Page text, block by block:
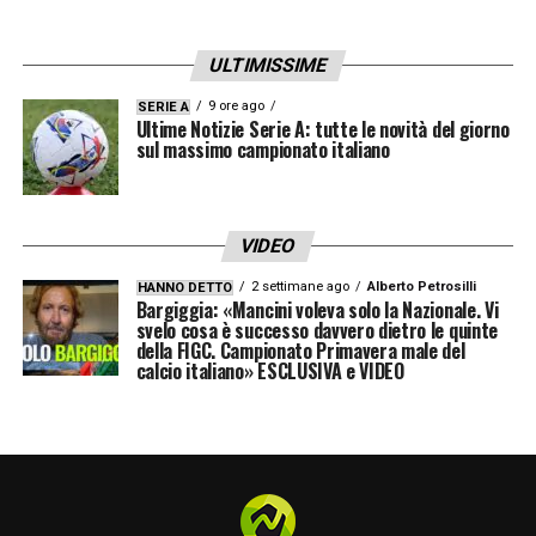
ad una manovra elettorale di Infantino.
Siccome un voto equivale ad ogni nazione
che è testerata alla FIFA, tante più nazioni
anche di paesi che calcisticamente non
che la storia del calcio ci ha raccontato,
hanno trovato il loro spazio. Ma questo è
assolutamente positivo, perché
evidentemente dimostra come il calcio
fondo di verità, perché se dipendesse da lui
ULTIMISSIME
SERIE A 9 ore ago
Ultime Notizie Serie A: tutte le novità del giorno
sul massimo campionato italiano
VIDEO
HANNO DETTO 2 settimane ago Alberto Petrosilli
Bargiggia: «Mancini voleva solo la Nazionale. Vi
svelo cosa è successo davvero dietro le quinte
della FIGC. Campionato Primavera male del
calcio italiano» ESCLUSIVA e VIDEO